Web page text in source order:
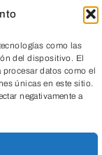
como las
del dispositivo. El
datos como el
únicas en este sitio.
negativamente a